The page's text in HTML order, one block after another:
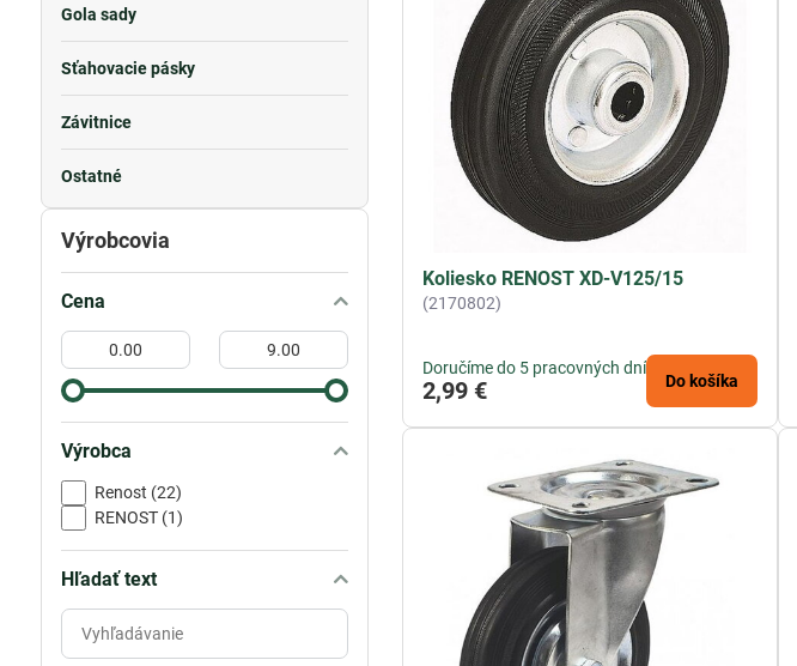
Koliesko RENOST XD-V125/15
(2170802)
Doručíme do 5 pracovných dní
2,99 € Do košíka
Výrobcovia
Cena
Od:
Do:
Výrobca
Renost (22)
RENOST (1)
Hľadať text
Prehľadať
výsledky
Gola sady
Sťahovacie pásky
Závitnice
Ostatné